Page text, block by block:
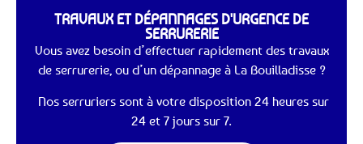
TRAVAUX ET DÉPANNAGES D'URGENCE DE
SERRURERIE
Vous avez besoin d’effectuer rapidement des travaux
de serrurerie, ou d’un dépannage à La Bouilladisse ?
Nos serruriers sont à votre disposition 24 heures sur
24 et 7 jours sur 7.